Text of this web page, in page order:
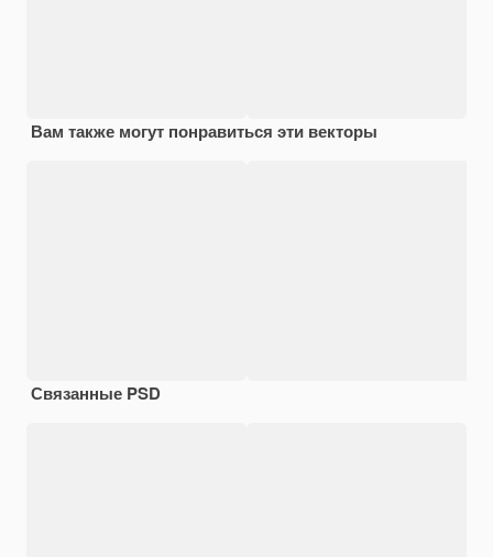
Вам также могут понравиться эти векторы
Связанные PSD